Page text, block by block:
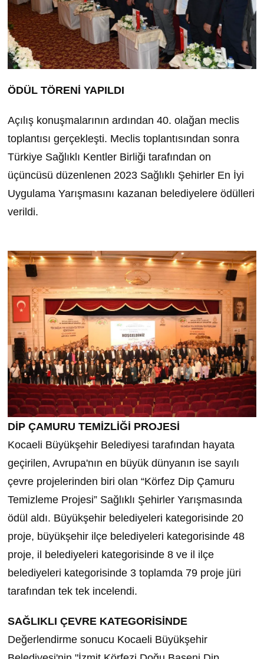
ÖDÜL TÖRENİ YAPILDI
Açılış konuşmalarının ardından 40. olağan meclis
toplantısı gerçekleşti. Meclis toplantısından sonra
Türkiye Sağlıklı Kentler Birliği tarafından on
üçüncüsü düzenlenen 2023 Sağlıklı Şehirler En İyi
Uygulama Yarışmasını kazanan belediyelere ödülleri
verildi.
DİP ÇAMURU TEMİZLİĞİ PROJESİ
Kocaeli BüyükşehirBelediyesi tarafından hayata
geçirilen, Avrupa'nın en büyük dünyanın ise sayılı
çevre projelerinden biri olan “Körfez Dip Çamuru
Temizleme Projesi” Sağlıklı Şehirler Yarışmasında
ödül aldı. Büyükşehir belediyeleri kategorisinde 20
proje, büyükşehir ilçe belediyeleri kategorisinde 48
proje, il belediyeleri kategorisinde 8 ve il ilçe
belediyeleri kategorisinde 3 toplamda 79 proje jüri
tarafından tek tek incelendi.
SAĞLIKLI ÇEVRE KATEGORİSİNDE
Değerlendirme sonucu Kocaeli Büyükşehir